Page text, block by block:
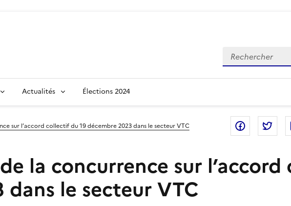
Rechercher
Actualités Élections 2024
sur l’accord collectif du 19 décembre 2023 dans le secteur VTC Partager
la concurrence sur
dans le secteur VTC